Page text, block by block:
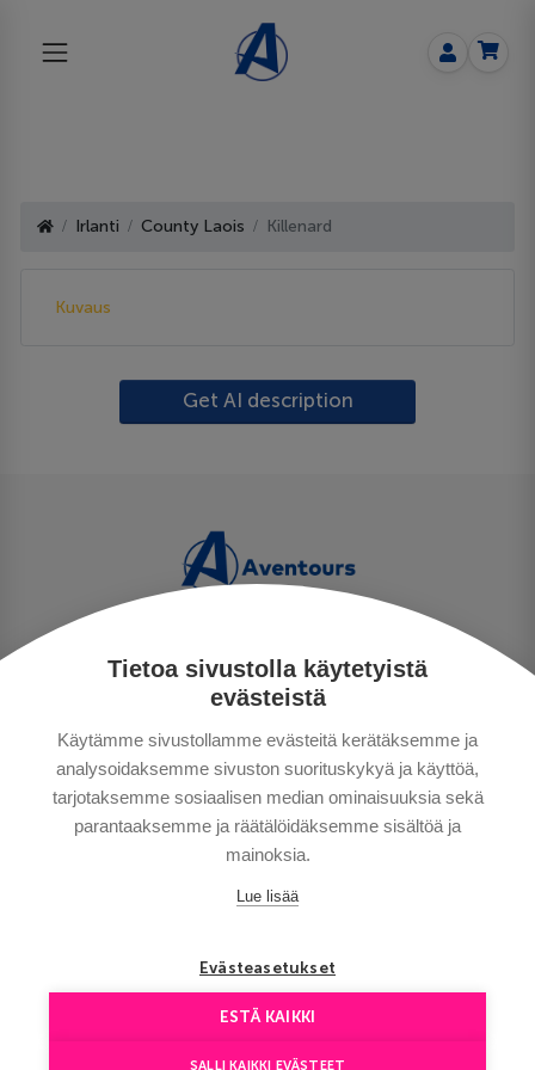
Tietoa sivustolla käytetyistä
evästeistä
Käytämme sivustollamme evästeitä kerätäksemme ja
analysoidaksemme sivuston suorituskykyä ja käyttöä,
tarjotaksemme sosiaalisen median ominaisuuksia sekä
parantaaksemme ja räätälöidäksemme sisältöä ja
mainoksia.
Lue lisää
Evästeasetukset
ESTÄ KAIKKI
SALLI KAIKKI EVÄSTEET
Irlanti County Laois Killenard
Kuvaus
Get AI description
TIETOSUOJA
MAKSUTAVAT
MATKAEHDOT
HYVÄ TIETÄÄ
YHTEYSTIEDOT
Сopyright © Aventours 2026